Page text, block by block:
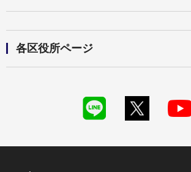
各区役所ページ